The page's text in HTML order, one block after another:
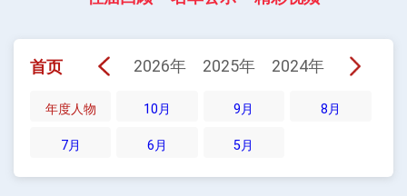
首页 2026年 2025年 2024年 2023年
年度人物 10月 9月 8月
7月 6月 5月